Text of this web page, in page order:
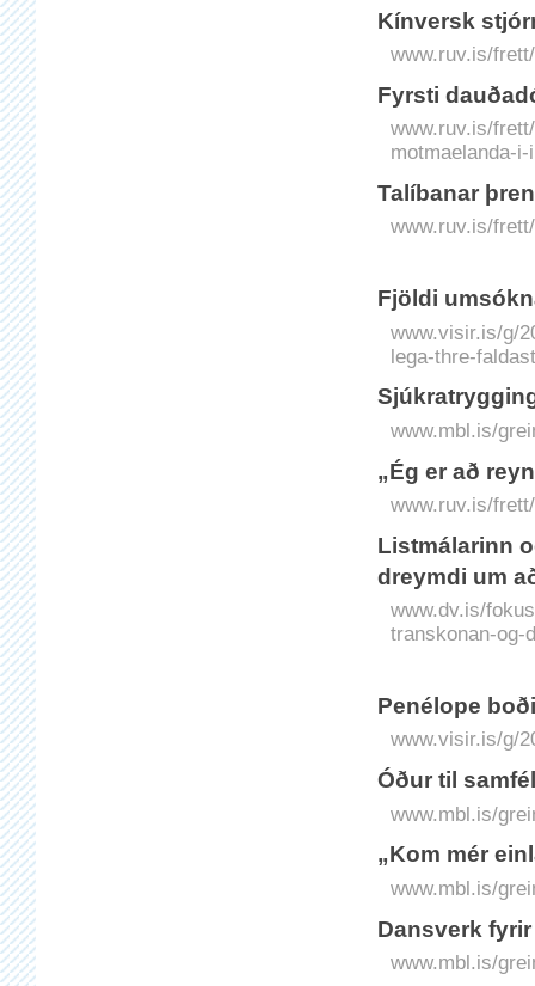
Kínversk
www.ruv.is/
Fyrsti
www.ruv.is/
motmaelanda-i-
Talíbanar
www.ruv.is/
Fjöldi
www.visir.is/g/
lega-thre-faldast
www.mbl.is/
„Ég er að
www.ruv.is/
Listmálarinn
dreymdi um
www.dv.is/
transkonan-og-
Pené­lope
www.visir.is/g/
Óður til
www.mbl.is/
„Kom mér
www.mbl.is/
Dansverk
www.mbl.is/